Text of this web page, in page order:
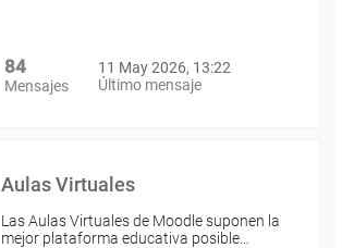
84
Mensajes
11 May 2026, 13:22
Último mensaje
Aulas Virtuales
Las Aulas Virtuales de Moodle suponen la
mejor plataforma educativa posible…